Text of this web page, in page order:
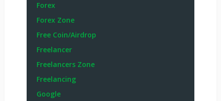
Forex
Forex Zone
Free Coin/Airdrop
Freelancer
Freelancers Zone
Freelancing
Google